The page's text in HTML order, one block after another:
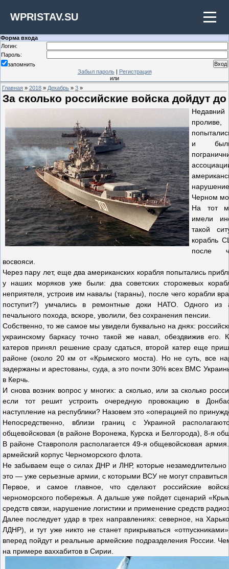
WPRISTAV.SU
Форма входа
Логин:
Пароль:
запомнить
Забыл пароль| Регистрация
или
Главная » 2018 » Декабрь » 3 »
За сколько российские войска дойдут
и
Черном
На тот
имели
такой
корабль
после
восвояси.
Через пару лет, еще два американских корабля попытались
у наших моряков уже были: два советских сторожевых
неприятеля, устроив им навалы (тараны), после чего корабли
поступит?) умчались в ремонтные доки НАТО. Одного из
печального похода, вскоре, уволили, без сохранения пенсии.
Собственно, то же самое мы увидели буквально на днях:
украинскому баркасу точно такой же навал, обездвижив его.
катеров принял решение сразу сдаться, второй катер еще
районе (около 20 км от «Крымского моста). Но не суть, все
задержаны и арестованы, суда, а это почти 30% всех ВМС
в Керчь.
И снова возник вопрос у многих: а сколько, или за сколько
если тот решит устроить очередную провокацию в
наступление на республики? Назовем это «операцией по
Непосредственно, вблизи границ с Украиной
общевойсковая (в районе Воронежа, Курска и Белгорода), 8-я
В районе Ставрополя располагается 49-я общевойсковая
армейский корпус Черноморского флота.
Не забываем еще о силах ДНР и ЛНР, которые незамедлительно
это — уже серьезные армии, с которыми ВСУ не могут
Первое, и самое главное, что сделают российские
черноморского побережья. А дальше уже пойдет сценарий
средств связи, нарушение логистики и применение средств
Далее последует удар в трех направлениях: северное, на
ЛДНР), и тут уже никто не станет прикрываться
вперед пойдут и реальные армейские подразделения России.
на примере ваххабитов в Сирии.